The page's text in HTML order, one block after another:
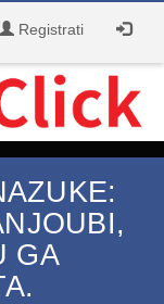
Registrati
GA